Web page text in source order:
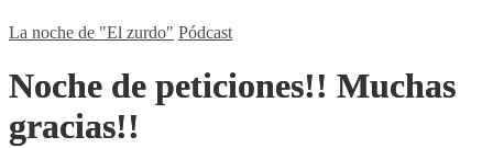
La noche de "El zurdo" Pódcast
Noche de peticiones!! Muchas
gracias!!